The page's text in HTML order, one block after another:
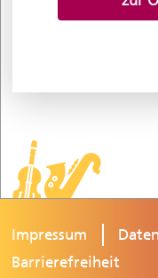
Impressum
Barrierefreiheit